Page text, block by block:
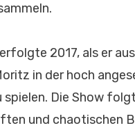
2017, als er
in der hoch
spielen. Die Show
und chaotischen